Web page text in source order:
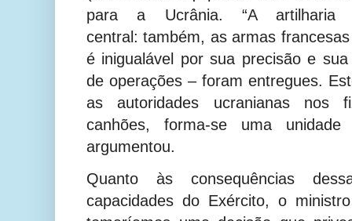
para a Ucrânia. “A
central:também, as armas
é inigualável por sua precisão e
de operações – foram entregues.
as autoridades ucranianas nos
canhões, forma-se uma unidade
argumentou.
Quanto às consequências
capacidades do Exército, o